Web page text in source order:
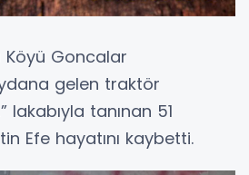
Köyü Goncalar
gelen traktör
lakabıyla tanınan 51
Efe hayatını kaybetti.